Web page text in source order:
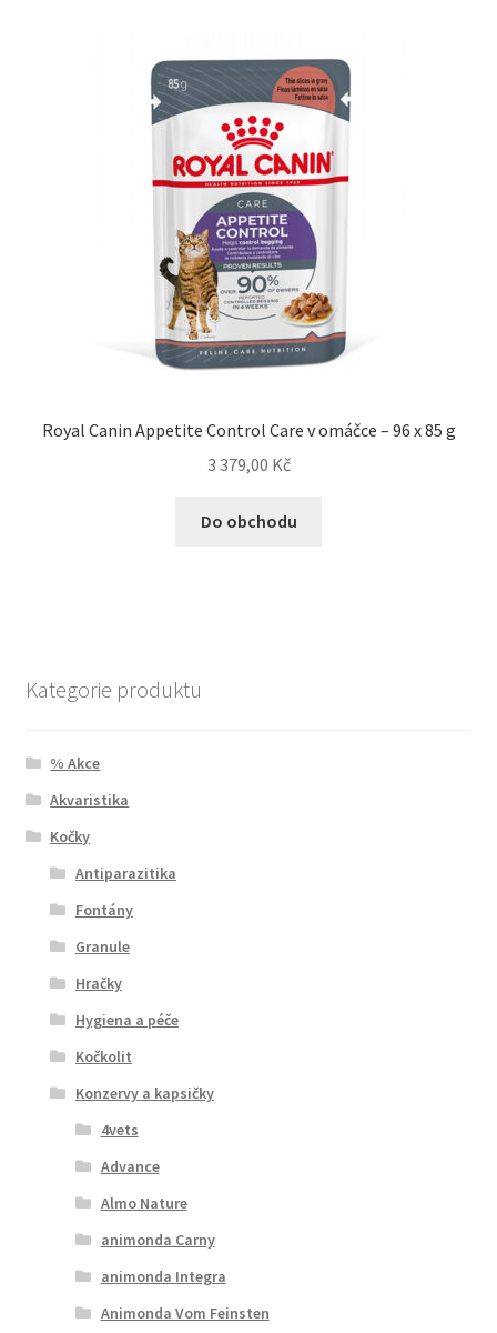
Royal Canin Appetite Control Care v omáčce – 96 x 85 g
3 379,00 Kč
Do obchodu
Kategorie produktu
% Akce
Akvaristika
Kočky
Antiparazitika
Fontány
Granule
Hračky
Hygiena a péče
Kočkolit
Konzervy a kapsičky
4vets
Advance
Almo Nature
animonda Carny
animonda Integra
Animonda Vom Feinsten